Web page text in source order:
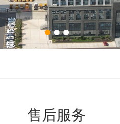
售后服务